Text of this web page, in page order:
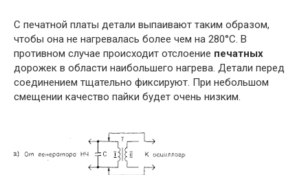
С печатной платы детали выпаивают таким образом,
чтобы она не нагревалась более чем на 280°C. В
противном случае происходит отслоение печатных
дорожек в области наибольшего нагрева. Детали перед
соединением тщательно фиксируют. При небольшом
смещении качество пайки будет очень низким.